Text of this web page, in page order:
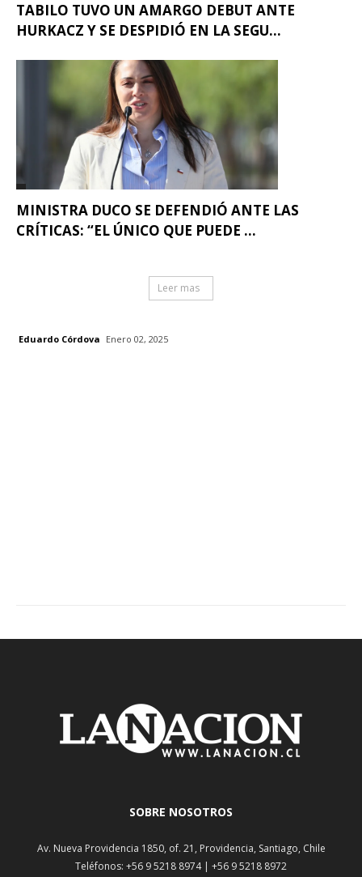
TABILO TUVO UN AMARGO DEBUT ANTE
HURKACZ Y SE DESPIDIÓ EN LA SEGU...
MINISTRA DUCO SE DEFENDIÓ ANTE LAS
CRÍTICAS: “EL ÚNICO QUE PUEDE ...
Leer mas
Eduardo Córdova Enero 02, 2025
SOBRE NOSOTROS
Av. Nueva Providencia 1850, of. 21, Providencia, Santiago, Chile
Teléfonos: +56 9 5218 8974 | +56 9 5218 8972